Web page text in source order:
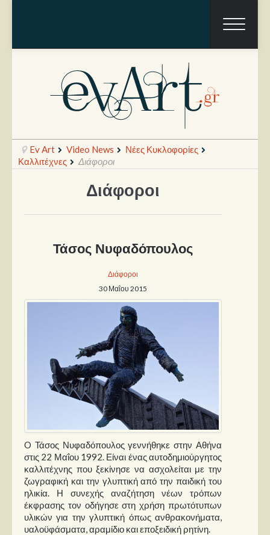
Παρουσιάσεις
Ταινίες
Βιβλία
Video News
Μουσικοί
Διάφοροι
Εκτός Συνόρων
Νέα
Ev Art Video News
Νέες Κυκλοφορίες
Καλλιτέχνες
Διάφοροι
Διάφοροι
Τάσος Νυφαδόπουλος
Διάφοροι
30 Μαΐου 2015
O Τάσος Νυφαδόπουλος γεννήθηκε στην Αθήνα
στις 22 Μαΐου 1992. Είναι ένας αυτοδημιούργητος
καλλιτέχνης που ξεκίνησε να ασχολείται με την
ζωγραφική και την γλυπτική από την παιδική του
ηλικία. Η συνεχής αναζήτηση νέων τρόπων
έκφρασης τον οδήγησε στη χρήση πρωτότυπων
υλικών για την γλυπτική όπως ανθρακονήματα,
υαλοϋφάσματα, αραμίδιο και εποξειδική ρητίνη.